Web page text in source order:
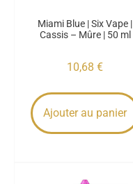
Miami Blue | Six Vape |
Cassis – Mûre | 50 ml
10,68 €
Ajouter au panier